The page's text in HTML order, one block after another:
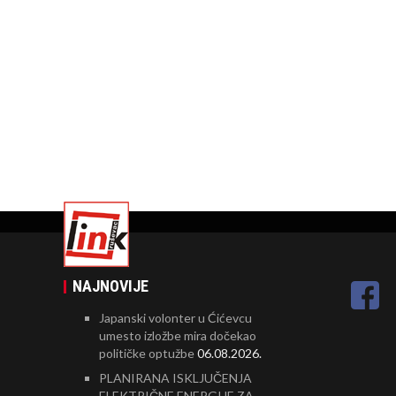
NAJNOVIJE
Japanski volonter u Ćićevcu
umesto izložbe mira dočekao
političke optužbe06.08.2026.
PLANIRANA ISKLJUČENJA